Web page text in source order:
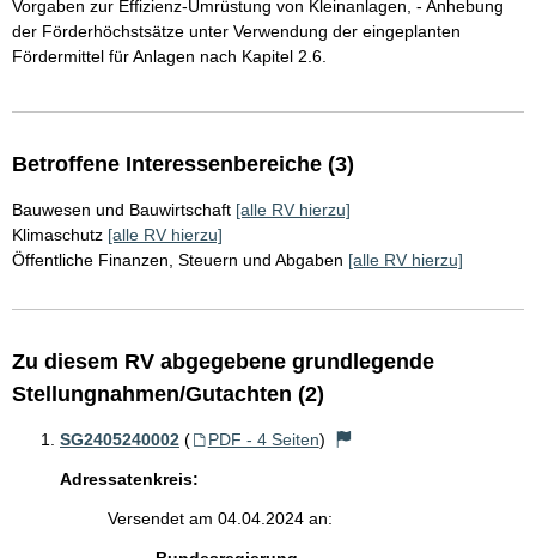
Vorgaben zur Effizienz-Umrüstung von Kleinanlagen, - Anhebung
der Förderhöchstsätze unter Verwendung der eingeplanten
Fördermittel für Anlagen nach Kapitel 2.6.
Betroffene Interessenbereiche (3)
Bauwesen und Bauwirtschaft [alle RV hierzu]
Klimaschutz [alle RV hierzu]
Öffentliche Finanzen, Steuern und Abgaben [alle RV hierzu]
Zu diesem RV abgegebene grundlegende
Stellungnahmen/Gutachten (2)
SG2405240002 ( PDF - 4 Seiten)
Adressatenkreis:
Versendet am 04.04.2024 an: